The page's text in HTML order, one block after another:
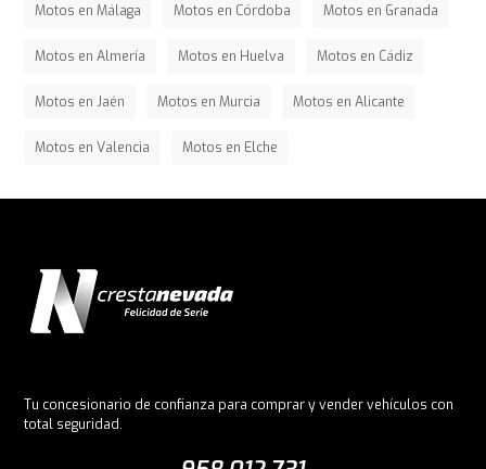
Motos en Málaga Motos en Córdoba Motos en Granada
Motos en Almería Motos en Huelva Motos en Cádiz
Motos en Jaén Motos en Murcia Motos en Alicante
Motos en Valencia Motos en Elche
Tu concesionario de confianza para comprar y vender vehículos con
total seguridad.